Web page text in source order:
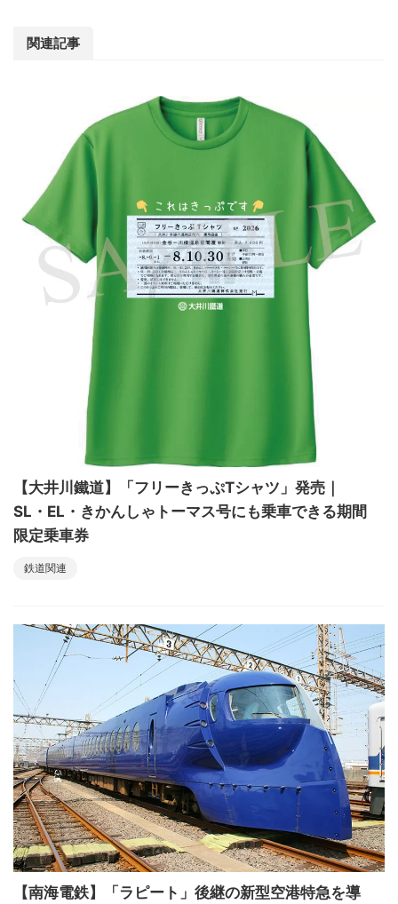
関連記事
【大井川鐵道】「フリーきっぷTシャツ」発売｜
SL・EL・きかんしゃトーマス号にも乗車できる期間
限定乗車券
鉄道関連
【南海電鉄】「ラピート」後継の新型空港特急を導